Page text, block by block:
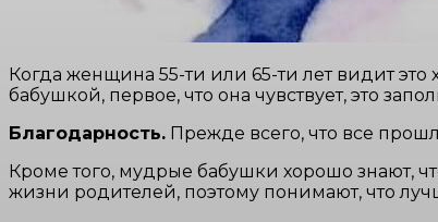
Когда женщина 55-ти или 65-ти лет видит
бабушкой, первое, что она чувствует, это
Благодарность. Прежде всего, что все
Кроме того, мудрые бабушки хорошо знают,
жизни родителей, поэтому понимают, что